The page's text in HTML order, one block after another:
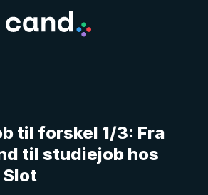
til forskel 1/3: Fra
til studiejob hos